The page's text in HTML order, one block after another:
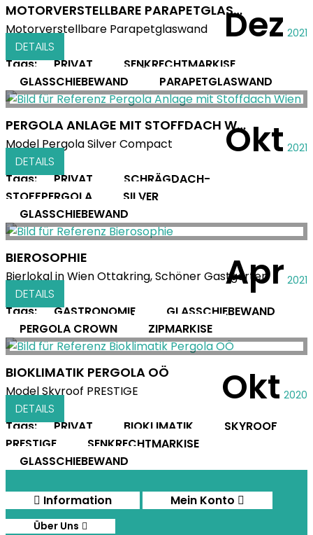
MOTORVERSTELLBARE PARAPETGLASWAND
Dez 2021
Motorverstellbare Parapetglaswand
DETAILS
Tags:
PRIVAT
SENKRECHTMARKISE
GLASSCHIEBEWAND
PARAPETGLASWAND
PERGOLA ANLAGE MIT STOFFDACH WIEN
Okt 2021
Model Pergola Silver Compact
DETAILS
Tags:
PRIVAT
SCHRÄGDACH-
STOFFPERGOLA
SILVER
GLASSCHIEBEWAND
BIEROSOPHIE Apr 2021
Bierlokal in Wien Ottakring, Schöner Gastgarten
DETAILS
Tags:
GASTRONOMIE
GLASSCHIEBEWAND
PERGOLA CROWN
ZIPMARKISE
BIOKLIMATIK PERGOLA OÖ Okt 2020
Model Skyroof PRESTIGE
DETAILS
Tags:
PRIVAT BIOKLIMATIK
SKYROOF
PRESTIGE
SENKRECHTMARKISE
GLASSCHIEBEWAND
Information Mein Konto
Über Uns